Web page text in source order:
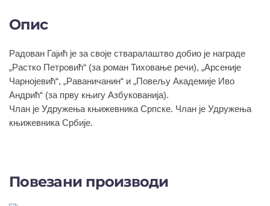
Опис
Радован Гајић је за своје стваралаштво добио је награде
„Растко Петровић“ (за роман Тиховање речи), „Арсеније
Чарнојевић“, „Раваничанин“ и „Повељу Академије Иво
Андрић“ (за прву књигу Азбукованија).
Члан је Удружења књижевника Српске. Члан је Удружења
књижевника Србије.
Повезани производи